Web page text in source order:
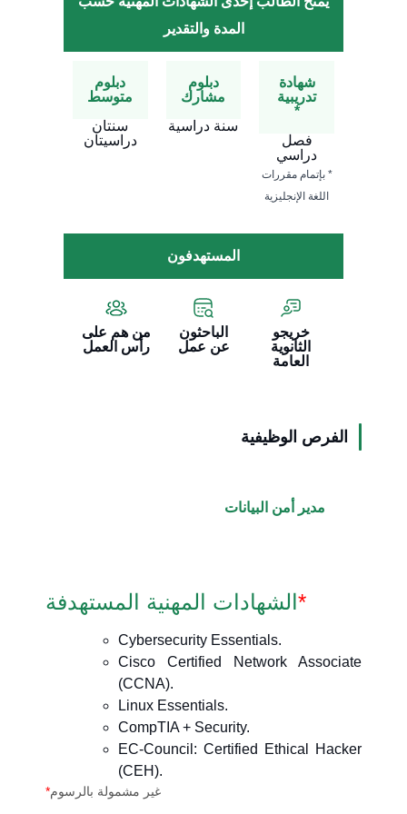
المدة والتقدير
شهادة
تدريبية
*
فصل
دراسي
* بإتمام مقررات
اللغة الإنجليزية
دبلوم
مشارك
سنة دراسية
دبلوم
متوسط
سنتان
دراسيتان
المستهدفون
خريجو
الثانوية
العامة
الباحثون
عن عمل
من هم على
رأس العمل
الفرص الوظيفية
مدير أمن البيانات
الشهادات المهنية المستهدفة *
Cybersecurity Essentials.
Cisco Certified Network Associate
(CCNA).
Linux Essentials.
CompTIA + Security.
EC-Council: Certified Ethical Hacker
(CEH).
*غير مشمولة بالرسوم